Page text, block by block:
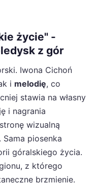
życie" -
z gór
Iwona Cichoń
i melodię, co
stawia na własny
i nagrania
wizualną
. Sama piosenka
góralskiego życia.
z którego
brzmienie.